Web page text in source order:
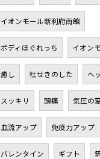
イオンモール新利府南館
ボディほぐれっち イオン
癒し 杜せきのした ヘ
スッキリ 頭痛 気圧の
血流アップ 免疫力アップ
バレンタイン ギフト